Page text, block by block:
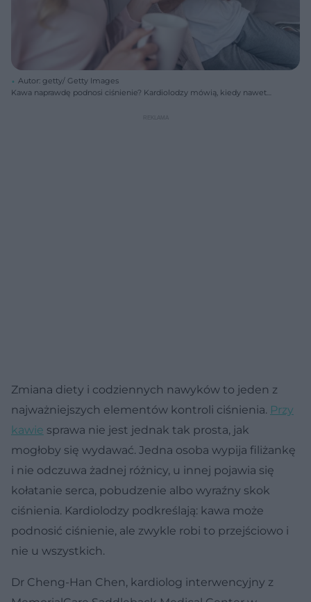
Autor: getty/ Getty Images
Kawa naprawdę podnosi ciśnienie? Kardiolodzy mówią, kiedy nawet
Zmiana diety i codziennych nawyków to jeden z
najważniejszych elementów kontroli ciśnienia. Przy
kawie sprawa nie jest jednak tak prosta, jak
mogłoby się wydawać. Jedna osoba wypija filiżankę
i nie odczuwa żadnej różnicy, u innej pojawia się
kołatanie serca, pobudzenie albo wyraźny skok
ciśnienia. Kardiolodzy podkreślają: kawa może
podnosić ciśnienie, ale zwykle robi to przejściowo i
nie u wszystkich.
Dr Cheng-Han Chen, kardiolog interwencyjny z